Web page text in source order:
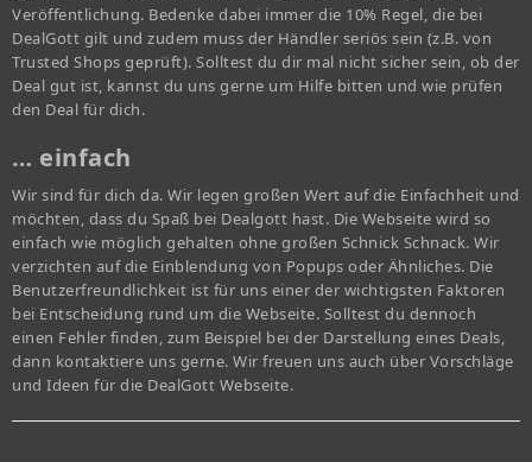
Veröffentlichung. Bedenke dabei immer die 10% Regel, die bei
DealGott gilt und zudem muss der Händler seriös sein (z.B. von
Trusted Shops geprüft). Solltest du dir mal nicht sicher sein, ob der
Deal gut ist, kannst du uns gerne um Hilfe bitten und wie prüfen
den Deal für dich.
… einfach
Wir sind für dich da. Wir legen großen Wert auf die Einfachheit und
möchten, dass du Spaß bei Dealgott hast. Die Webseite wird so
einfach wie möglich gehalten ohne großen Schnick Schnack. Wir
verzichten auf die Einblendung von Popups oder Ähnliches. Die
Benutzerfreundlichkeit ist für uns einer der wichtigsten Faktoren
bei Entscheidung rund um die Webseite. Solltest du dennoch
einen Fehler finden, zum Beispiel bei der Darstellung eines Deals,
dann kontaktiere uns gerne. Wir freuen uns auch über Vorschläge
und Ideen für die DealGott Webseite.